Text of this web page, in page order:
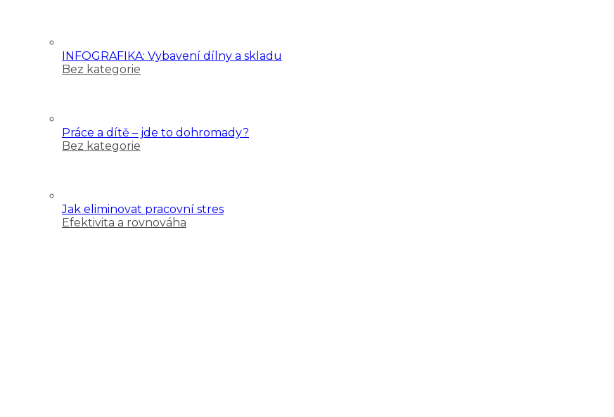
INFOGRAFIKA: Vybavení dílny a skladu
Bez kategorie
Práce a dítě – jde to dohromady?
Bez kategorie
Jak eliminovat pracovní stres
Efektivita a rovnováha